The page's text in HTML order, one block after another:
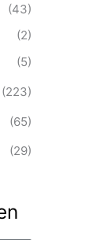
(43)
(2)
(5)
(223)
(65)
(29)